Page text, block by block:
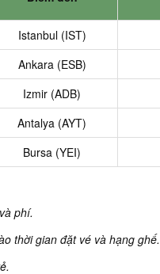
Istanbul (IST)
Ankara (ESB)
Izmir (ADB)
Antalya (AYT)
Bursa (YEI)
phí.
thời gian đặt vé và hạng ghế.